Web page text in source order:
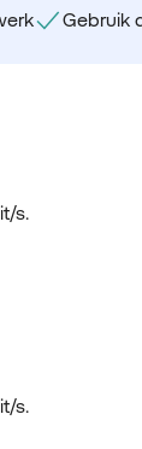
Gebruik
s.
s.